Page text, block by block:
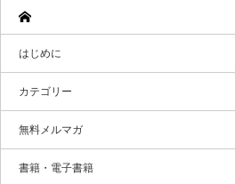
はじめに
カテゴリー
無料メルマガ
書籍・電子書籍